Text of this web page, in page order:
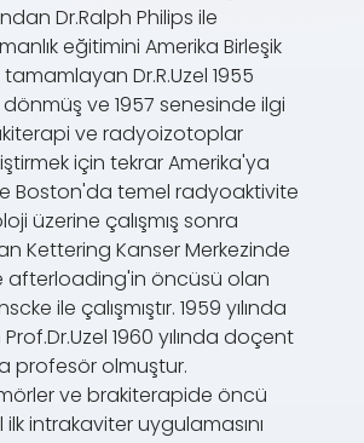
Dr.Ralph Philips ile
eğitimini Amerika Birleşik
Dr.R.Uzel 1955
dönmüş ve 1957 senesinde ilgi
ve radyoizotoplar
için tekrar Amerika'ya
Boston'da temel radyoaktivite
üzerine çalışmış sonra
Kettering Kanser Merkezinde
afterloading'in öncüsü olan
ile çalışmıştır. 1959 yılında
1960 yılında doçent
profesör olmuştur.
ve brakiterapide öncü
ilk intrakaviter uygulamasını